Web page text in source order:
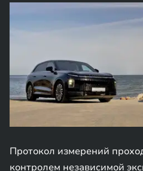
Протокол измерений
контролем независимой